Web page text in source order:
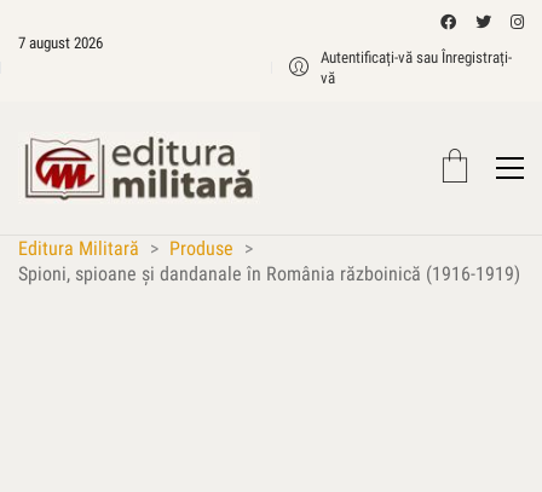
7 august 2026
Autentificați-vă sau Înregistrați-
vă
Editura Militară > Produse >
Spioni, spioane şi dandanale în România războinică (1916-1919)